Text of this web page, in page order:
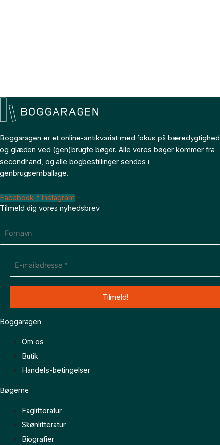
Boggaragen er et online-antikvariat med fokus på bæredygtighed
og glæden ved (gen)brugte bøger. Alle vores bøger kommer fra
secondhand, og alle bogbestillinger sendes i
genbrugsemballage.
Facebook-f Instagram
Tilmeld dig vores nyhedsbrev
Boggaragen
Om os
Butik
Handels-betingelser
Bøgerne
Faglitteratur
Skønlitteratur
Biografier